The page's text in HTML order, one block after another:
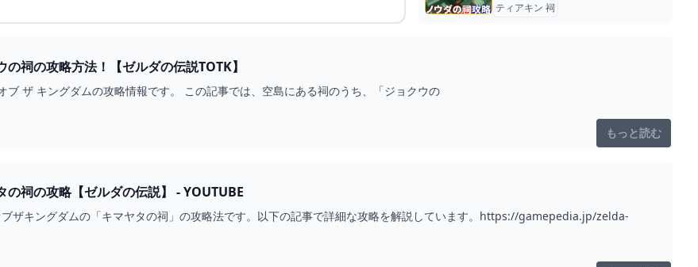
ティアキン 祠
の祠の攻略方法！【ゼルダの伝説TOTK】
ブ ザ キングダムの攻略情報です。 この記事では、空島にある祠のうち、「ジョクウの
もっと読む
の祠の攻略【ゼルダの伝説】 - YOUTUBE
ザキングダムの「キマヤタの祠」の攻略法です。以下の記事で詳細な攻略を解説しています。https://gamepedia.jp/zelda-